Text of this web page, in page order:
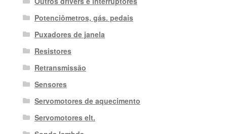
Potenciômetros, gás. pedais
Puxadores de janela
Resistores
Retransmissão
Sensores
Servomotores de aquecimento
Servomotores elt.